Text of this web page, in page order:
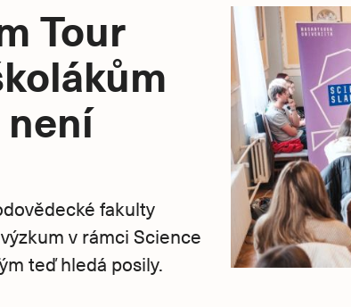
Tour
není
fakulty
v rámci Science
teď hledá posily.